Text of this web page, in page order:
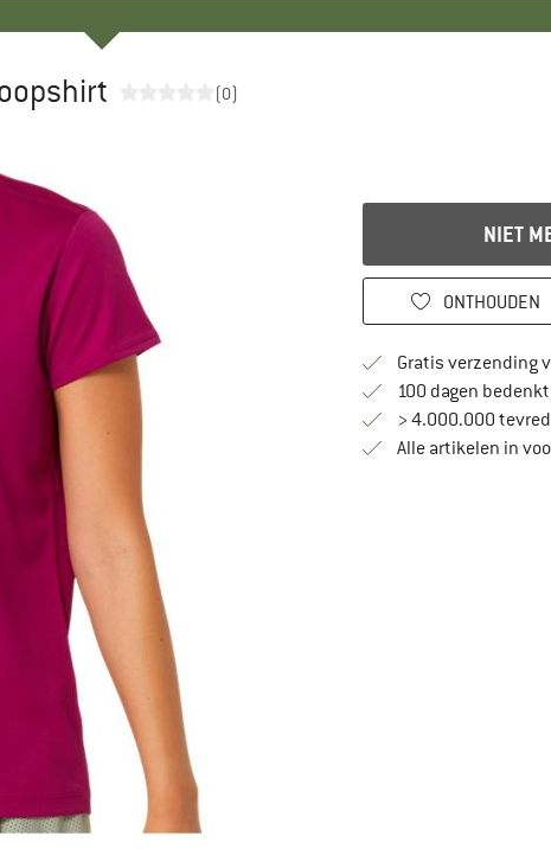
(0)
NIET
ONTHOUDEN
Gratis verzending
100 dagen
> 4.000.000
Alle artikelen in